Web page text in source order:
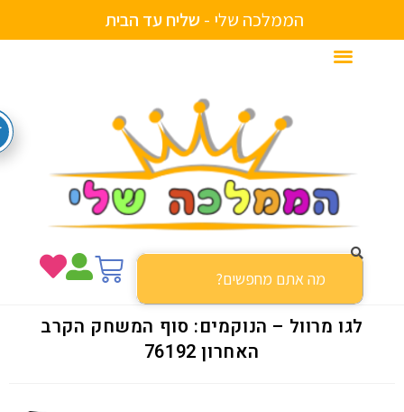
הממלכה שלי -ש ל חעדהבי ת
לגו מרוול – הנוקמים: סוף המשחק הקרב
האחרון 76192